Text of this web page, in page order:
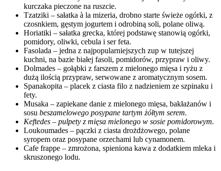
kurczaka pieczone na ruszcie.
Tzatziki – sałatka à la mizeria, drobno starte świeże ogórki, z
czosnkiem, gęstym jogurtem i odrobiną soli, polane oliwą.
Horiatiki – sałatka grecka, której podstawę stanowią ogórki,
pomidory, oliwki, cebula i ser feta.
Fasolada – jedna z najpopularniejszych zup w tutejszej
kuchni, na bazie białej fasoli, pomidorów, przypraw i oliwy.
Dolmades – gołąbki z farszem z mielonego mięsa i ryżu z
dużą ilością przypraw, serwowane z aromatycznym sosem.
Spanakopita – placek z ciasta filo z nadzieniem ze szpinaku i
fety.
Musaka – zapiekane danie z mielonego mięsa, bakłażanów i
sosu beszamelowego posypane tartym żółtym serem.
Keftedes – pulpety z mięsa mielonego w sosie pomidorowym.
Loukoumades – pączki z ciasta drożdżowego, polane
syropem oraz posypane orzechami lub cynamonem.
Cafe frappe – zmrożona, spieniona kawa z dodatkiem mleka i
skruszonego lodu.